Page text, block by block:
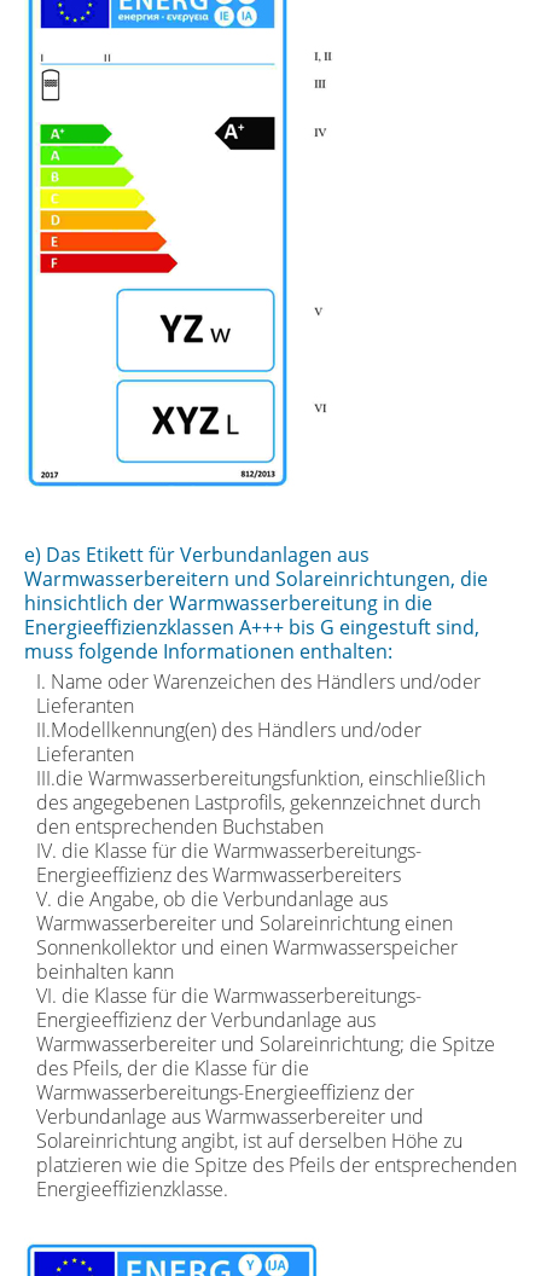
e) Das Etikett für Verbundanlagen aus
Warmwasserbereitern und Solareinrichtungen, die
hinsichtlich der Warmwasserbereitung in die
Energieeffizienzklassen A+++ bis G eingestuft sind,
muss folgende Informationen enthalten:
I. Name oder Warenzeichen des Händlers und/oder
Lieferanten
II.Modellkennung(en) des Händlers und/oder
Lieferanten
III.die Warmwasserbereitungsfunktion, einschließlich
des angegebenen Lastprofils, gekennzeichnet durch
den entsprechenden Buchstaben
IV. die Klasse für die Warmwasserbereitungs-
Energieeffizienz des Warmwasserbereiters
V. die Angabe, ob die Verbundanlage aus
Warmwasserbereiter und Solareinrichtung einen
Sonnenkollektor und einen Warmwasserspeicher
beinhalten kann
VI. die Klasse für die Warmwasserbereitungs-
Energieeffizienz der Verbundanlage aus
Warmwasserbereiter und Solareinrichtung; die Spitze
des Pfeils, der die Klasse für die
Warmwasserbereitungs-Energieeffizienz der
Verbundanlage aus Warmwasserbereiter und
Solareinrichtung angibt, ist auf derselben Höhe zu
platzieren wie die Spitze des Pfeils der entsprechenden
Energieeffizienzklasse.